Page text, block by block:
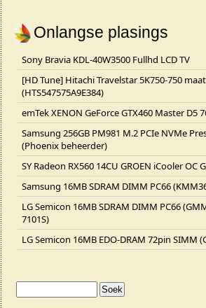
Onlangse plasings
Sony Bravia KDL-40W3500 Fullhd LCD TV
[HD Tune] Hitachi Travelstar 5K750-750
(HTS547575A9E384)
emTek XENON GeForce GTX460 Master D5
Samsung 256GB PM981 M.2 PCIe NVMe
(Phoenix beheerder)
SY Radeon RX560 14CU GROEN iCooler OC
Samsung 16MB SDRAM DIMM PC66
LG Semicon 16MB SDRAM DIMM PC66
7101S)
LG Semicon 16MB EDO-DRAM 72pin SIMM